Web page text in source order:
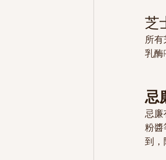
芝
所
乳酶
忌
忌廉
粉醬
到，